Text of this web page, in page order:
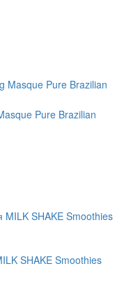
Pure Brazilian
SHAKE Smoothies